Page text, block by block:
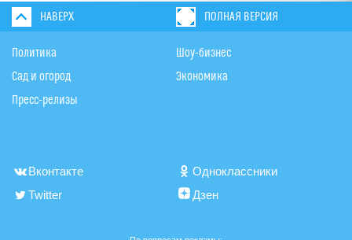
НАВЕРХ ПОЛНАЯ ВЕРСИЯ
Политика
Сад и огород
Пресс-релизы
Шоу-бизнес
Экономика
Вконтакте
Одноклассники
Twitter
Дзен